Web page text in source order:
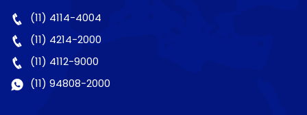
(11) 4114-4004
(11) 4214-2000
(11) 4112-9000
(11) 94808-2000